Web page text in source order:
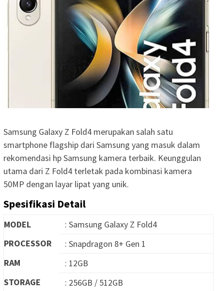
Samsung Galaxy Z Fold4 merupakan salah satu
smartphone flagship dari Samsung yang masuk dalam
rekomendasi hp Samsung kamera terbaik. Keunggulan
utama dari Z Fold4 terletak pada kombinasi kamera
50MP dengan layar lipat yang unik.
Spesifikasi Detail
MODEL
: Samsung Galaxy Z Fold4
PROCESSOR
: Snapdragon 8+ Gen 1
RAM
: 12GB
STORAGE
: 256GB / 512GB